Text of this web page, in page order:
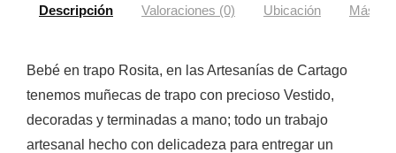
Descripción Valoraciones (0) Ubicación Más
Bebé en trapo Rosita, en las Artesanías de Cartago
tenemos muñecas de trapo con precioso Vestido,
decoradas y terminadas a mano; todo un trabajo
artesanal hecho con delicadeza para entregar un